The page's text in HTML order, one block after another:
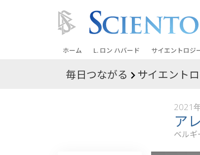
ホーム L. ロン ハバード サイエントロジ
信条と実践
サイエントロ
ントロジー
サイエントロジ
毎日つながる サイエント
2021
ア
ベル